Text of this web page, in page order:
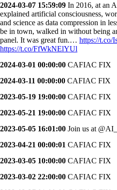
2024-03-07 15:59:09 In 2016, at an
explained artificial consciousness,
and science as data compression in
be in town, walked in without being
panel. It was great fun.… https://t.co/
https://t.co/FfWkNElYUl
2024-03-01 00:00:00 CAFIAC FIX
2024-03-11 00:00:00 CAFIAC FIX
2023-05-19 19:00:00 CAFIAC FIX
2023-05-21 19:00:00 CAFIAC FIX
2023-05-05 16:01:00 Join us at
2023-04-21 00:00:01 CAFIAC FIX
2023-03-05 10:00:00 CAFIAC FIX
2023-03-02 22:00:00 CAFIAC FIX